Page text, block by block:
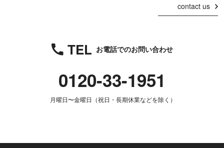
contact us
TEL お電話でのお問い合わせ
0120-33-1951
月曜日〜金曜日（祝日・長期休業などを除く）